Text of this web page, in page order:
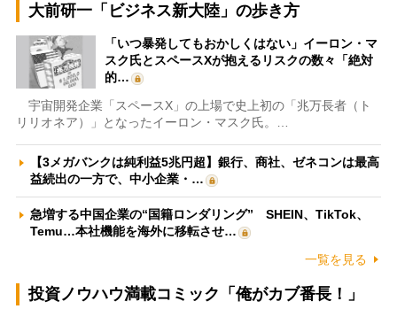
大前研一「ビジネス新大陸」の歩き方
「いつ暴発してもおかしくはない」イーロン・マ
スク氏とスペースXが抱えるリスクの数々「絶対
的…
宇宙開発企業「スペースX」の上場で史上初の「兆万長者（ト
リリオネア）」となったイーロン・マスク氏。…
【3メガバンクは純利益5兆円超】銀行、商社、ゼネコンは最高
益続出の一方で、中小企業・…
急増する中国企業の“国籍ロンダリング” SHEIN、TikTok、
Temu…本社機能を海外に移転させ…
一覧を見る
投資ノウハウ満載コミック「俺がカブ番長！」